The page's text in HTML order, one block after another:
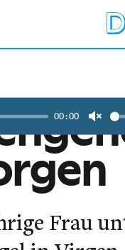
00:00
Frau